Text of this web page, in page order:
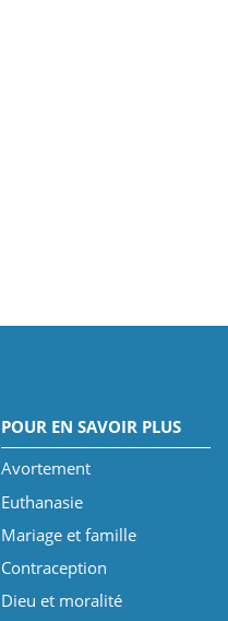
POUR EN SAVOIR PLUS
Avortement
Euthanasie
Mariage et famille
Contraception
Dieu et moralité